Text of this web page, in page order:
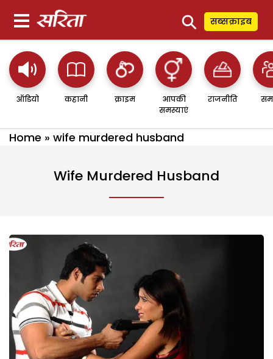
⚲ सब्सक्राइब
ऑडियो कहानी क्राइम
आपकी
समस्याएं
राजनीति
Home » wife murdered husband
Wife Murdered Husband